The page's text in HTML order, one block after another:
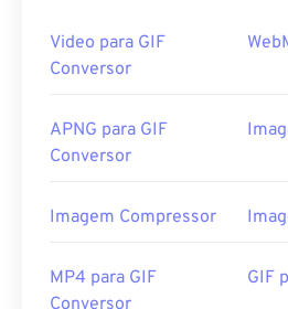
Video para GIF
Conversor
APNG para GIF
Conversor
Imagem Compressor
MP4 para GIF
GIF